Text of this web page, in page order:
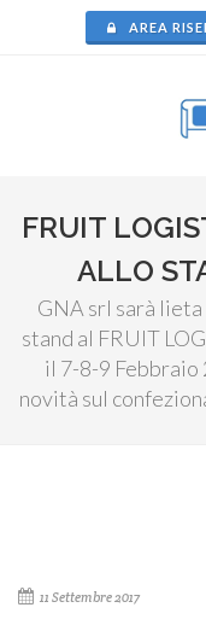
AREA
FRUIT
ALLO
GNA srl sarà
stand al FRUIT
il 7-8-9
novità sul
11 Settembre 2017